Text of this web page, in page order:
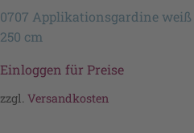
0707 Applikationsgardine weiß
250 cm
Einloggen für Preise
zzgl. Versandkosten